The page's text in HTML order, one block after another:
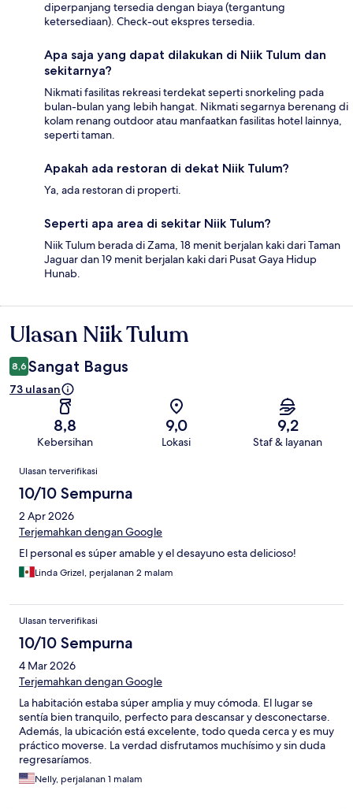
diperpanjang tersedia dengan biaya (tergantung
ketersediaan). Check-out ekspres tersedia.
Apa saja yang dapat dilakukan di Niik Tulum dan
sekitarnya?
Nikmati fasilitas rekreasi terdekat seperti snorkeling pada
bulan-bulan yang lebih hangat. Nikmati segarnya berenang di
kolam renang outdoor atau manfaatkan fasilitas hotel lainnya,
seperti taman.
Apakah ada restoran di dekat Niik Tulum?
Ya, ada restoran di properti.
Seperti apa area di sekitar Niik Tulum?
Niik Tulum berada di Zama, 18 menit berjalan kaki dari Taman
Jaguar dan 19 menit berjalan kaki dari Pusat Gaya Hidup
Hunab.
Ulasan
Ulasan Niik Tulum
8,6 Sangat Bagus
73 ulasan
8,8
Kebersihan
9,0
Lokasi
9,2
Staf & layanan
Ulasan
Ulasan terverifikasi
10/10 Sempurna
2 Apr 2026
Terjemahkan dengan Google
El personal es súper amable y el desayuno esta delicioso!
Linda Grizel, perjalanan 2 malam
Ulasan terverifikasi
10/10 Sempurna
4 Mar 2026
Terjemahkan dengan Google
La habitación estaba súper amplia y muy cómoda. El lugar se
sentía bien tranquilo, perfecto para descansar y desconectarse.
Además, la ubicación está excelente, todo queda cerca y es muy
práctico moverse. La verdad disfrutamos muchísimo y sin duda
regresaríamos.
Nelly, perjalanan 1 malam